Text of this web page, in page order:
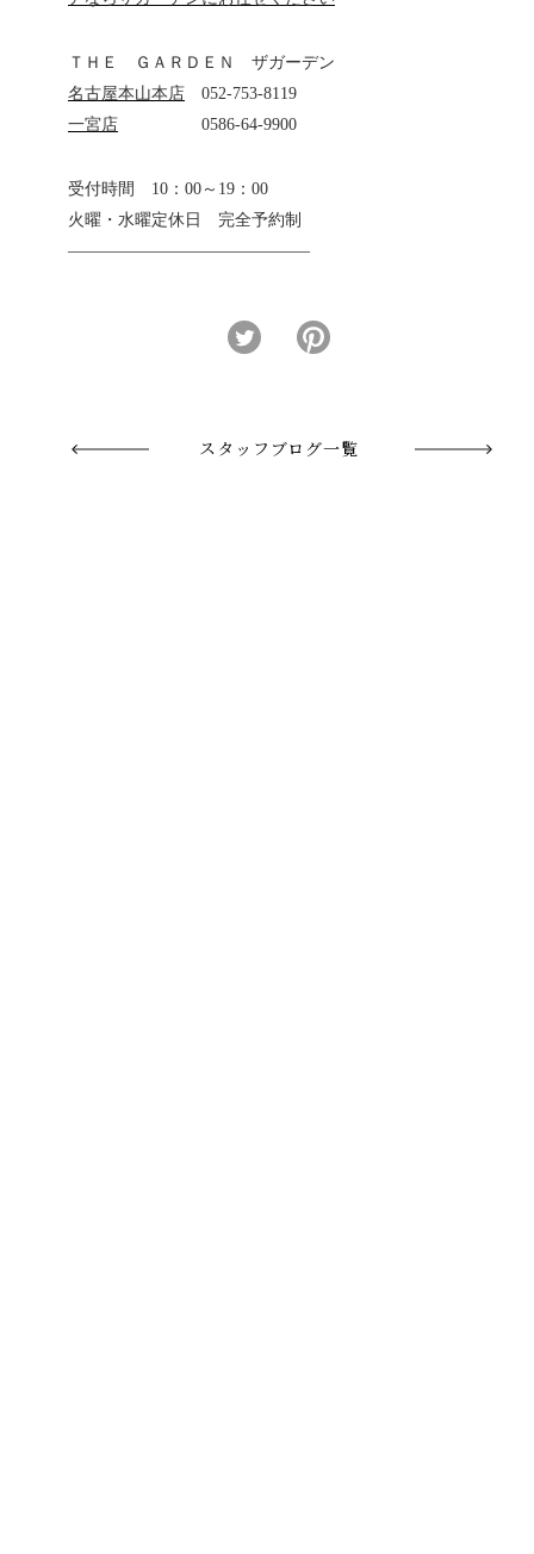
ＴＨＥ ＧＡＲＤＥＮ ザガーデン
名古屋本山本店 052-753-8119
一宮店 0586-64-9900
受付時間 10：00～19：00
火曜・水曜定休日 完全予約制
——————————————–
スタッフブログ一覧